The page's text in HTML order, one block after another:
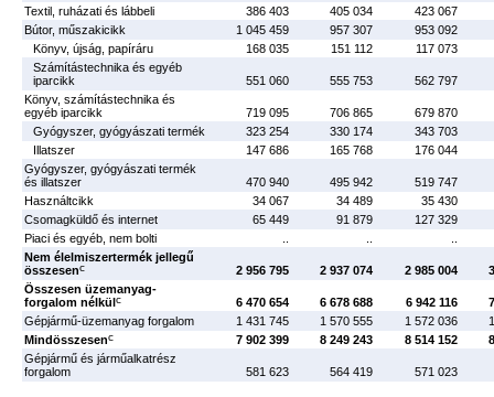
Textil, ruházati és lábbeli
386 403 405 034
423 067
Bútor, műszakicikk
1 045 459 957 307
953 092
Könyv, újság, papíráru
168 035 151 112
117 073
Számítástechnika és egyéb
iparcikk
551 060 555 753
562 797
Könyv, számítástechnika és
egyéb iparcikk
719 095 706 865
679 870
Gyógyszer, gyógyászati termék
323 254 330 174
343 703
Illatszer
147 686 165 768
176 044
Gyógyszer, gyógyászati termék
és illatszer
470 940 495 942
519 747
Használtcikk
34 067 34 489
35 430
Csomagküldő és internet
65 449 91 879
127 329
Piaci és egyéb, nem bolti
Nem élelmiszertermék jellegű
összesenc 2 956 795 2 937 074 2 985 004
Összesen üzemanyag-
forgalom nélkülc 6 470 654 6 678 688 6 942 116
Gépjármű-üzemanyag forgalom
1 431 745 1 570 555 1 572 036
Mindösszesenc 7 902 399 8 249 243 8 514 152
Gépjármű és járműalkatrész
forgalom
581 623 564 419 571 023